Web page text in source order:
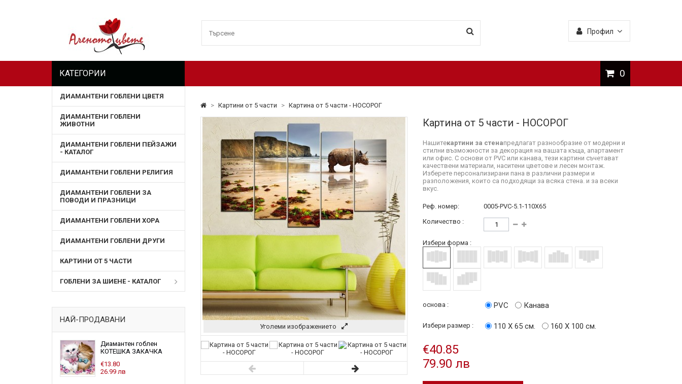
Профил
0
КАТЕГОРИИ
ДИАМАНТЕНИ ГОБЛЕНИ ЦВЕТЯ
ДИАМАНТЕНИ ГОБЛЕНИ
ЖИВОТНИ
ДИАМАНТЕНИ ГОБЛЕНИ ПЕЙЗАЖИ
- КАТАЛОГ
ДИАМАНТЕНИ ГОБЛЕНИ РЕЛИГИЯ
ДИАМАНТЕНИ ГОБЛЕНИ ЗА
ПОВОДИ И ПРАЗНИЦИ
ДИАМАНТЕНИ ГОБЛЕНИ ХОРА
ДИАМАНТЕНИ ГОБЛЕНИ ДРУГИ
КАРТИНИ ОТ 5 ЧАСТИ
ГОБЛЕНИ ЗА ШИЕНЕ - КАТАЛОГ
НАЙ-ПРОДАВАНИ
Диамантен гоблен
КОТЕШКА ЗАКАЧКА
€13.80
26.99 лв
> Картини от 5 части > Картина от 5 части - НОСОРОГ
Уголеми изображението
Картина от 5 части - НОСОРОГ
Нашитекартини за стенапредлагат разнообразие от модерни и
стилни възможности за декорация на вашата къща, апартамент
или офис. С основи от PVC или канава, тези картини съчетават
качествени материали, наситени цветове и лесен монтаж.
Изберете персонализирани пана в различни размери и
разположения, които са подходящи за всяка стена. и за всеки
вкус.
Реф. номер:
0005-PVC-5.1-110X65
Количество :
Избери форма :
основа : PVC Канава
Избери размер : 110 Х 65 см. 160 Х 100 см.
€40.85
79.90 лв